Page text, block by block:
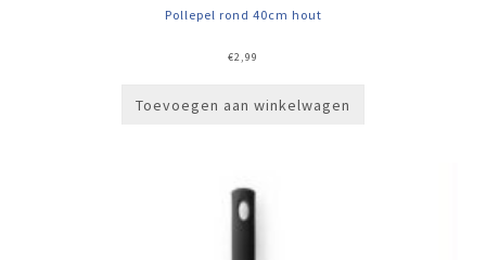
Pollepel rond 40cm hout
€2,99
Toevoegen aan winkelwagen